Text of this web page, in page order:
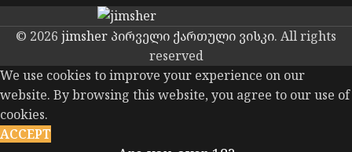
© 2026 jimsher პირველი ქართული ვისკი. All rights
reserved
We use cookies to improve your experience on our
website. By browsing this website, you agree to our use of
cookies.
ACCEPT